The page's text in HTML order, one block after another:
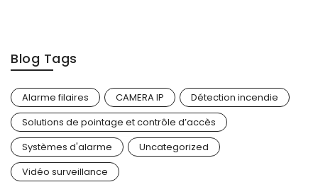
Blog Tags
Alarme filaires CAMERA IP
Détection incendie
Solutions de pointage et contrôle d’accès
Systèmes d'alarme
Uncategorized
Vidéo surveillance